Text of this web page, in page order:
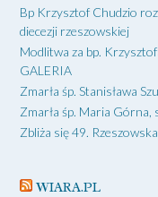
Bp Krzysztof Chudzio
diecezji rzeszowskiej
Modlitwa za bp.
GALERIA
Zmarła śp. Stanisława
Zmarła śp. Maria
Zbliża się 49.
WIARA.PL